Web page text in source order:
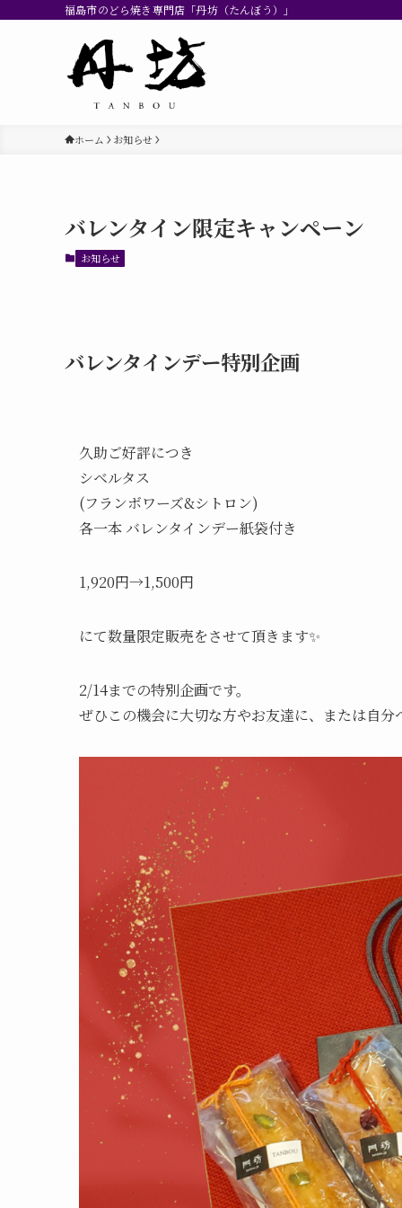
福島市のどら焼き専門店「丹坊（たんぼう）」
ホーム お知らせ
バレンタイン限定キャンペーン
お知らせ
バレンタインデー特別企画
久助ご好評につき
シベルタス
(フランボワーズ&シトロン)
各一本 バレンタインデー紙袋付き
1,920円→1,500円
にて数量限定販売をさせて頂きます✨
2/14までの特別企画です。
ぜひこの機会に大切な方やお友達に、または自